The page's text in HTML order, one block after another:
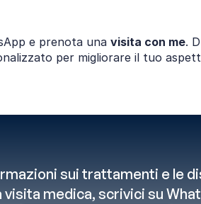
e prenota una visita con me.
per migliorare il tuo
sui trattamenti e le
visita medica, scrivici su